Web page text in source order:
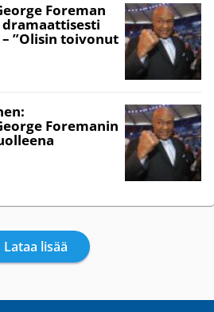
Foreman
”Olisin toivonut
Foremanin
Lataa lisää